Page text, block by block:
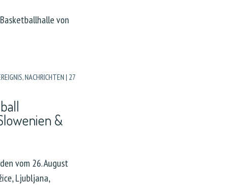
von
,NACHRICHTEN | 27
&
vom 26. August
Ljubljana,